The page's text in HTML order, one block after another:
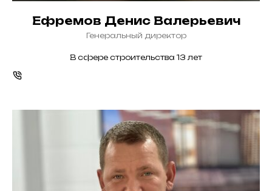
Ефремов Денис Валерьевич
Генеральный директор
В сфере строительства 13 лет